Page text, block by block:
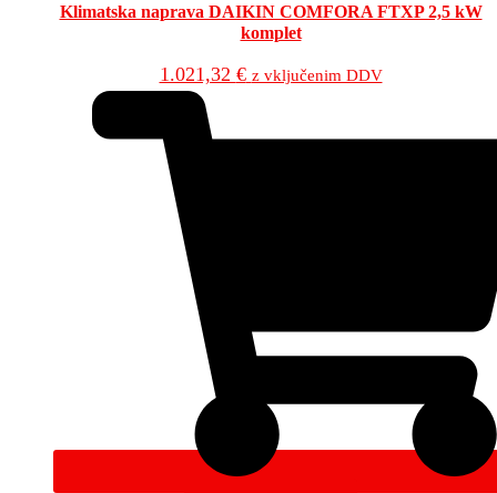
Klimatska naprava DAIKIN COMFORA FTXP 2,5 kW
komplet
1.021,32 € z vključenim DDV